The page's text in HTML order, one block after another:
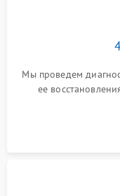
Мы проведем
ее